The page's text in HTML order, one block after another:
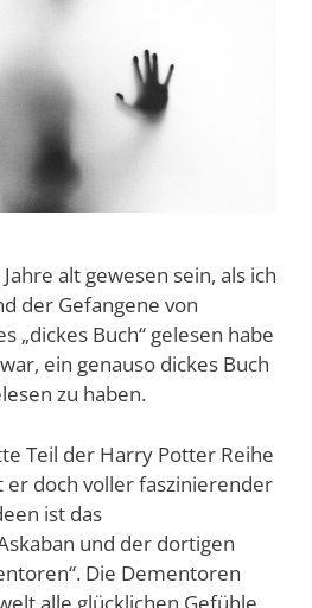
alt gewesen sein, als ich
der Gefangene von
„dickes Buch“ gelesen habe
ein genauso dickes Buch
zu haben.
Teil der Harry Potter Reihe
doch voller faszinierender
ist das
und der dortigen
Die Dementoren
alle glücklichen Gefühle,